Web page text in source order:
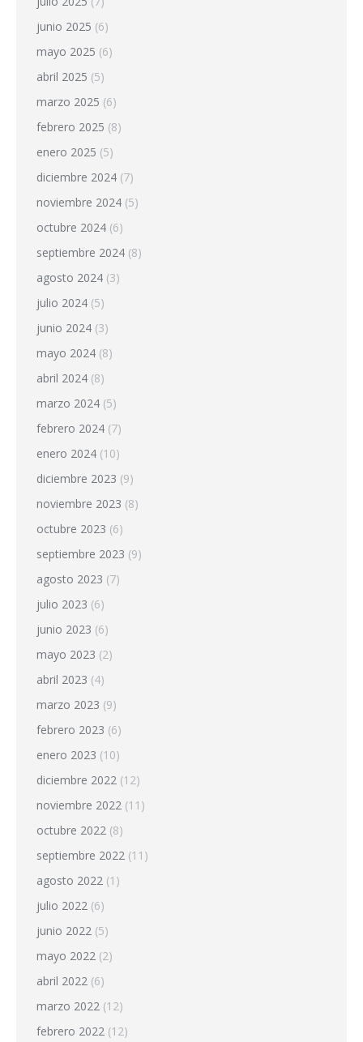
junio 2025 (6)
mayo 2025 (6)
abril 2025 (5)
marzo 2025 (6)
febrero 2025 (8)
enero 2025 (5)
diciembre 2024 (7)
noviembre 2024 (5)
octubre 2024 (6)
septiembre 2024 (8)
agosto 2024 (3)
julio 2024 (5)
junio 2024 (3)
mayo 2024 (8)
abril 2024 (8)
marzo 2024 (5)
febrero 2024 (7)
enero 2024 (10)
diciembre 2023 (9)
noviembre 2023 (8)
octubre 2023 (6)
septiembre 2023 (9)
agosto 2023 (7)
julio 2023 (6)
junio 2023 (6)
mayo 2023 (2)
abril 2023 (4)
marzo 2023 (9)
febrero 2023 (6)
enero 2023 (10)
diciembre 2022 (12)
noviembre 2022 (11)
octubre 2022 (8)
septiembre 2022 (11)
agosto 2022 (1)
julio 2022 (6)
junio 2022 (5)
mayo 2022 (2)
abril 2022 (6)
marzo 2022 (12)
febrero 2022 (12)